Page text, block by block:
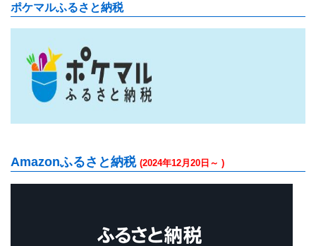
ポケマルふるさと納税
Amazonふるさと納税 (2024年12月20日～ )